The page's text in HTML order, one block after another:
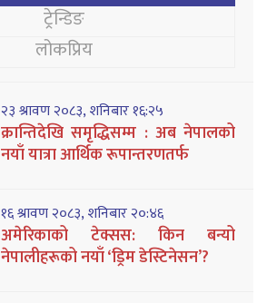
ट्रेन्डिङ
लोकप्रिय
२३ श्रावण २०८३, शनिबार १६:२५
क्रान्तिदेखि समृद्धिसम्म : अब नेपालको
नयाँ यात्रा आर्थिक रूपान्तरणतर्फ
१६ श्रावण २०८३, शनिबार २०:४६
अमेरिकाको टेक्सस: किन बन्यो
नेपालीहरूको नयाँ ‘ड्रिम डेस्टिनेसन’?